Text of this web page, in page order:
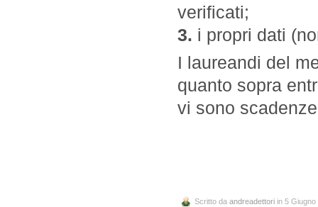
verificati;
3. i propri dati
I laureandi del
quanto sopra
vi sono
Scritto da andreadettori in 5 Giugno